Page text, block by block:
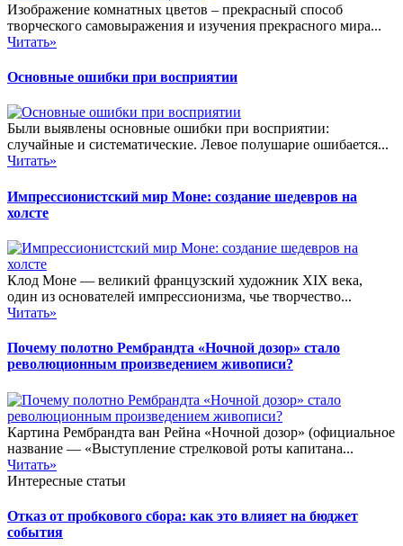
Изображение комнатных цветов – прекрасный способ
творческого самовыражения и изучения прекрасного мира...
Читать»
Основные ошибки при восприятии
Были выявлены основные ошибки при восприятии:
случайные и систематические. Левое полушарие ошибается...
Читать»
Импрессионистский мир Моне: создание шедевров на
холсте
Клод Моне — великий французский художник XIX века,
один из основателей импрессионизма, чье творчество...
Читать»
Почему полотно Рембрандта «Ночной дозор» стало
революционным произведением живописи?
Картина Рембрандта ван Рейна «Ночной дозор» (официальное
название — «Выступление стрелковой роты капитана...
Читать»
Интересные статьи
Отказ от пробкового сбора: как это влияет на бюджет
события